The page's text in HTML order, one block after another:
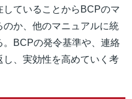
ていることからBCPのマ
か、他のマニュアルに統
BCPの発令基準や、連絡
、実効性を高めていく考